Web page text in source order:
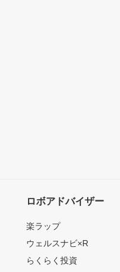
ロボアドバイザー
楽ラップ
ウェルスナビ×R
らくらく投資